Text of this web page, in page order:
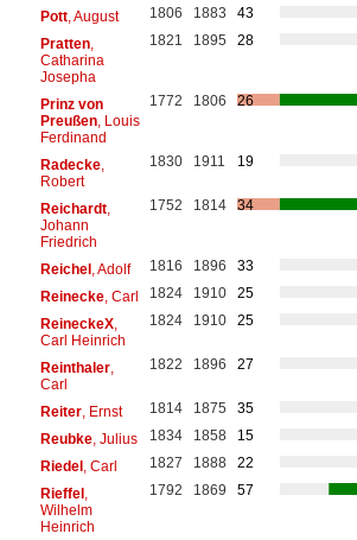
Pott, August 1806 1883
43
Pratten,
Catharina
Josepha
1821 1895 28
Prinz von
Preußen, Louis
Ferdinand
1772 1806 26
Radecke,
Robert
1830 1911 19
Reichardt,
Johann
Friedrich
1752 1814 34
Reichel, Adolf 1816 1896
33
Reinecke, Carl 1824 1910
25
ReineckeX,
Carl Heinrich
1824 1910 25
Reinthaler,
Carl
1822 1896 27
Reiter, Ernst 1814 1875
35
Reubke, Julius 1834 1858
15
Riedel, Carl 1827 1888
22
Rieffel,
Wilhelm
Heinrich
1792 1869 57